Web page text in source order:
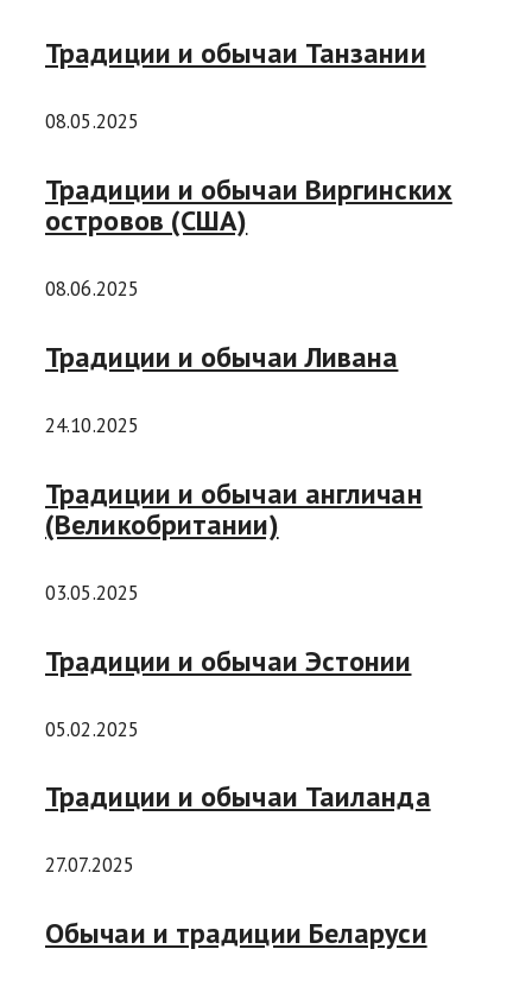
Традиции и обычаи Танзании
08.05.2025
Традиции и обычаи Виргинских
островов (США)
08.06.2025
Традиции и обычаи Ливана
24.10.2025
Традиции и обычаи англичан
(Великобритании)
03.05.2025
Традиции и обычаи Эстонии
05.02.2025
Традиции и обычаи Таиланда
27.07.2025
Обычаи и традиции Белаpуси